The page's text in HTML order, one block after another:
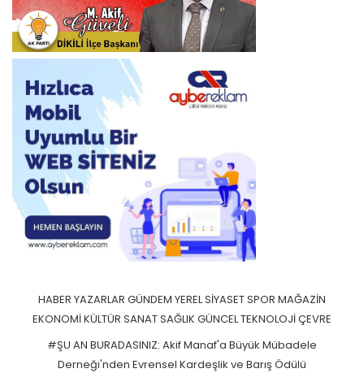
HABER YAZARLAR GÜNDEM YERELSİYASETSPOR MAĞAZİN
EKONOMİKÜLTÜR SANATSAĞLIK GÜNCELTEKNOLOJİÇEVRE
#ŞU AN BURADASINIZ: Akif Manaf'a Büyük Mübadele
Derneği'nden Evrensel Kardeşlik ve Barış Ödülü